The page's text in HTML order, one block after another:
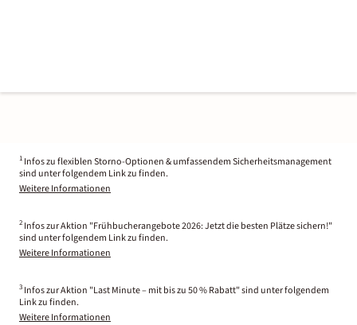
1 Infos zu flexiblen Storno-Optionen & umfassendem Sicherheitsmanagement
sind unter folgendem Link zu finden.
Weitere Informationen
2 Infos zur Aktion "Frühbucherangebote 2026: Jetzt die besten Plätze sichern!"
sind unter folgendem Link zu finden.
Weitere Informationen
3 Infos zur Aktion "Last Minute – mit bis zu 50 % Rabatt" sind unter folgendem
Link zu finden.
Weitere Informationen